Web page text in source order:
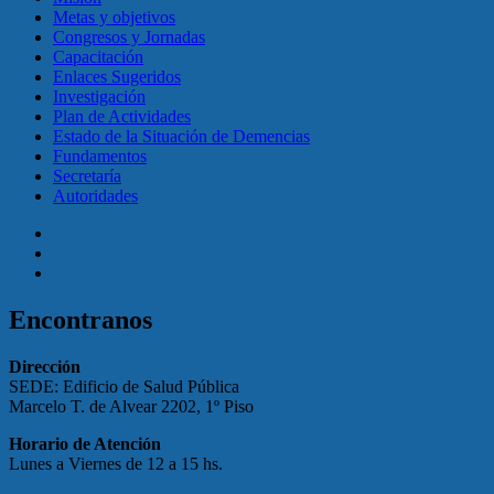
Metas y objetivos
Congresos y Jornadas
Capacitación
Enlaces Sugeridos
Investigación
Plan de Actividades
Estado de la Situación de Demencias
Fundamentos
Secretaría
Autoridades
Encontranos
Dirección
SEDE: Edificio de Salud Pública
Marcelo T. de Alvear 2202, 1º Piso
Horario de Atención
Lunes a Viernes de 12 a 15 hs.